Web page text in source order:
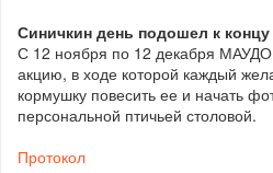
Синичкин день подошел к концу
С 12 ноября по 12 декабря
акцию, в ходе которой каждый
кормушку повесить ее и начать
персональной птичьей столовой.
Протокол